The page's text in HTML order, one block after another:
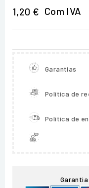
1,20 € Com IVA
Garantias
Política de
Política de